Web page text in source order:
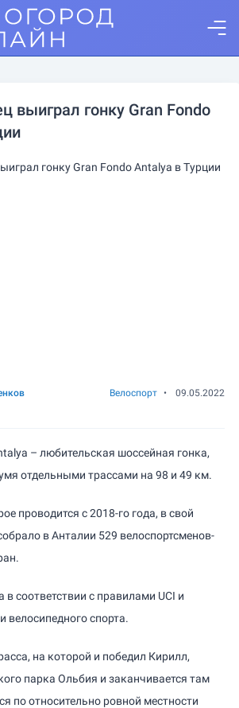
выиграл гонку Gran Fondo
Велоспорт • 09.05.2022
– любительская шоссейная гонка,
отдельными трассами на 98 и 49 км.
проводится с 2018-го года, в свой
в Анталии 529 велоспортсменов-
в соответствии с правилами UCI и
велосипедного спорта.
на которой и победил Кирилл,
парка Ольбия и заканчивается там
по относительно ровной местности